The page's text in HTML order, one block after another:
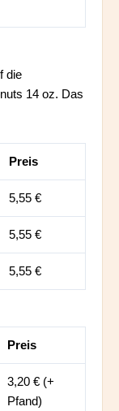
die
14 oz. Das
Preis
5,55 €
5,55 €
5,55 €
Preis
3,20 € (+
Pfand)